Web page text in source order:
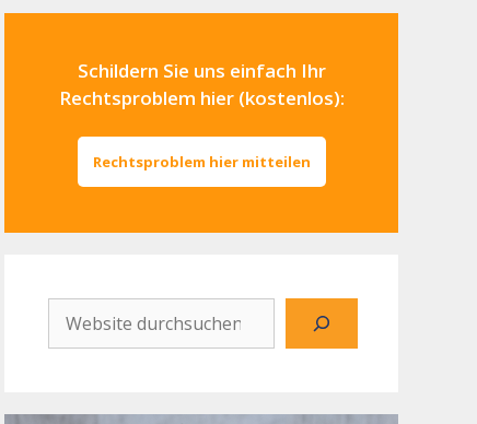
Schildern Sie uns einfach Ihr
Rechtsproblem hier (kostenlos):
Rechtsproblem hier mitteilen
Website
durchsuchen